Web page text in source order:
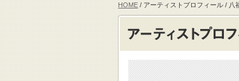
HOME / アーティストプロフィール / 八